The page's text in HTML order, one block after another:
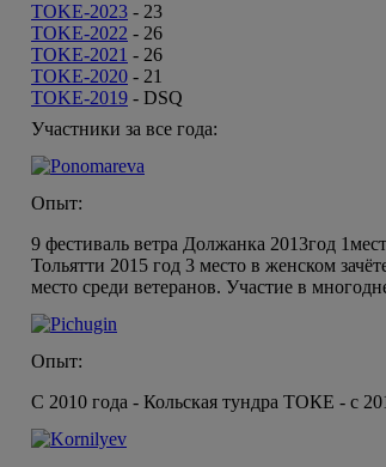
TOKE-2023 - 23
TOKE-2022 - 26
TOKE-2021 - 26
TOKE-2020 - 21
TOKE-2019 - DSQ
Участники за все года:
Опыт:
9 фестиваль ветра Должанка 2013год
Тольятти 2015 год 3 место в женском
место среди ветеранов. Участие в
Опыт:
C 2010 года - Кольская тундра ТОКЕ - с